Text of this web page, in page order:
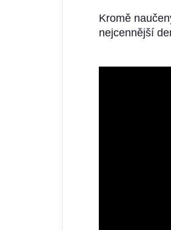
Kromě
nejcennější